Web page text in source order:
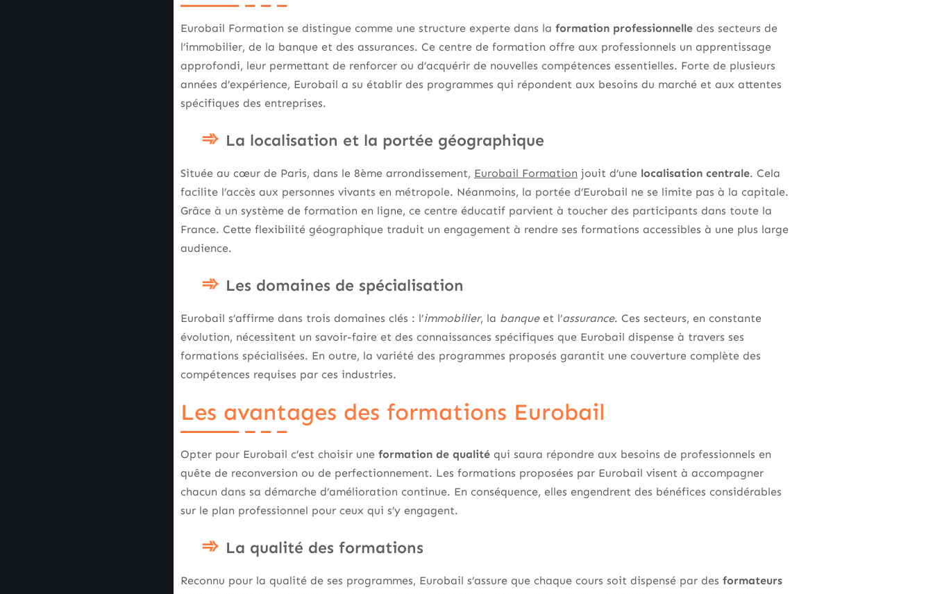
Eurobail Formation se distingue comme une structure experte dans la formation professionnelle des secteurs de
l’immobilier, de la banque et des assurances. Ce centre de formation offre aux professionnels un apprentissage
approfondi, leur permettant de renforcer ou d’acquérir de nouvelles compétences essentielles. Forte de plusieurs
années d’expérience, Eurobail a su établir des programmes qui répondent aux besoins du marché et aux attentes
spécifiques des entreprises.
La localisation et la portée géographique
Située au cœur de Paris, dans le 8ème arrondissement, Eurobail Formation jouit d’une localisation centrale. Cela
facilite l’accès aux personnes vivants en métropole. Néanmoins, la portée d’Eurobail ne se limite pas à la capitale.
Grâce à un système de formation en ligne, ce centre éducatif parvient à toucher des participants dans toute la
France. Cette flexibilité géographique traduit un engagement à rendre ses formations accessibles à une plus large
audience.
Les domaines de spécialisation
Eurobail s’affirme dans trois domaines clés : l’immobilier, la banqueet l’assurance. Ces secteurs, en constante
évolution, nécessitent un savoir-faire et des connaissances spécifiques que Eurobail dispense à travers ses
formations spécialisées. En outre, la variété des programmes proposés garantit une couverture complète des
compétences requises par ces industries.
Les avantages des formations Eurobail
Opter pour Eurobail c’est choisir une formation de qualité qui saura répondre aux besoins de professionnels en
quête de reconversion ou de perfectionnement. Les formations proposées par Eurobail visent à accompagner
chacun dans sa démarche d’amélioration continue. En conséquence, elles engendrent des bénéfices considérables
sur le plan professionnel pour ceux qui s’y engagent.
La qualité des formations
Reconnu pour la qualité de ses programmes, Eurobail s’assure que chaque cours soit dispensé par des formateurs